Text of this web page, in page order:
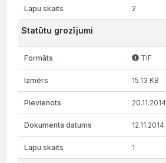
2
Statūtu grozījumi
TIF
15.13 KB
20.11.2014
12.11.2014
1